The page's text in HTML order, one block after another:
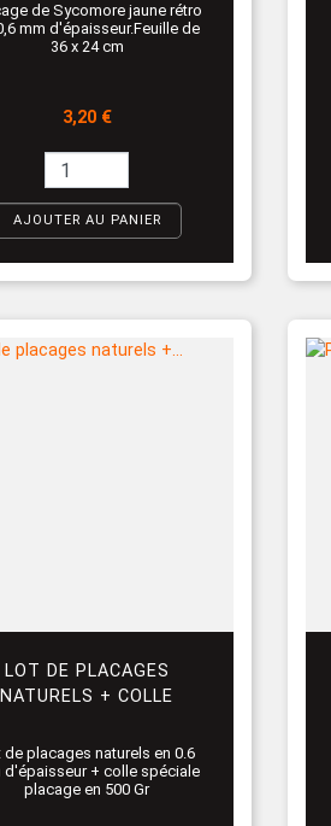
de Sycomore jaune rétro
mm d'épaisseur.Feuille de
36 x 24 cm
Prix
3,20 €
AJOUTER AU PANIER
LOT DE PLACAGES
NATURELS + COLLE
de placages naturels en 0.6
d'épaisseur + colle spéciale
placage en 500 Gr